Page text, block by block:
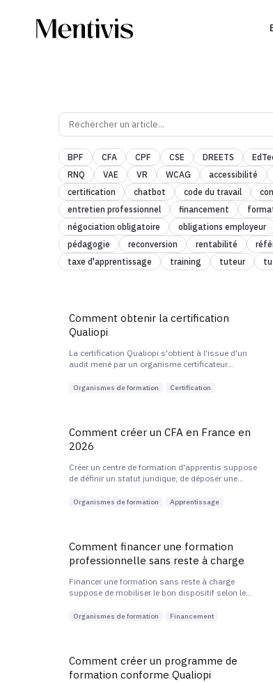
BPF CFA CPF CSE DREETS
RNQ
VAE VR WCAG accessibilité
certification
chatbot code du travail
entretien professionnel
financement
négociation obligatoire
obligations employeur
pédagogie
reconversion rentabilité
taxe d'apprentissage
training tuteur
Comment obtenir la certification
Qualiopi
La certification Qualiopi s'obtient à l'issue d'un
audit mené par un organisme certificateur
l'organisme aux 7 critères et 32 indicateurs du
Organismes de formation Certification
Comment créer un CFA en France en
2026
Créer un centre de formation d'apprentis suppose
de définir un statut juridique, de déposer une
d'obtenir un code UAI, de se mettre en conformité
Organismes de formation Apprentissage
Comment financer une formation
professionnelle sans reste à charge
Financer une formation sans reste à charge
suppose de mobiliser le bon dispositif selon le
des compétences, Pro-A, France Travail. L'enjeu
Organismes de formation Financement
Comment créer un programme de
formation conforme Qualiopi